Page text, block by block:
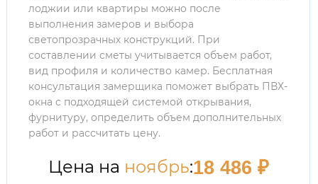
лоджии или квартиры можно после
выполнения замеров и выбора
светопрозрачных конструкций. При
составлении сметы учитывается объем работ,
вид профиля и количество камер. Бесплатная
консультация замерщика поможет выбрать ПВХ-
окна с подходящей системой открывания,
фурнитуру, определить объем дополнительных
работ и рассчитать цену.
Цена на ноябрь:18 486 ₽